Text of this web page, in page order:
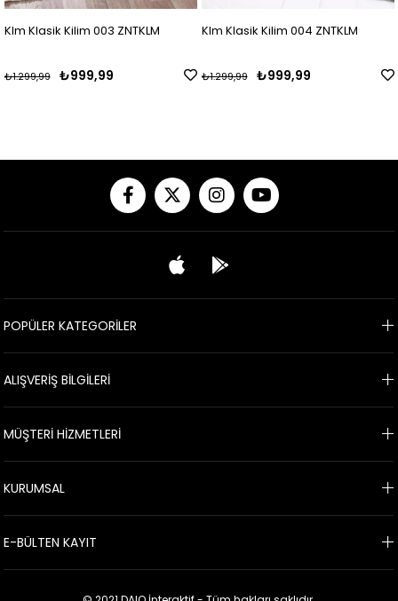
Kilim 003 ZNTKLM
₺999,99
Klm Klasik Kilim 004 ZNTKLM
₺999,99
₺1.299,99
POPÜLER KATEGORİLER
ALIŞVERİŞ BİLGİLERİ
MÜŞTERİ HİZMETLERİ
KURUMSAL
E-BÜLTEN KAYIT